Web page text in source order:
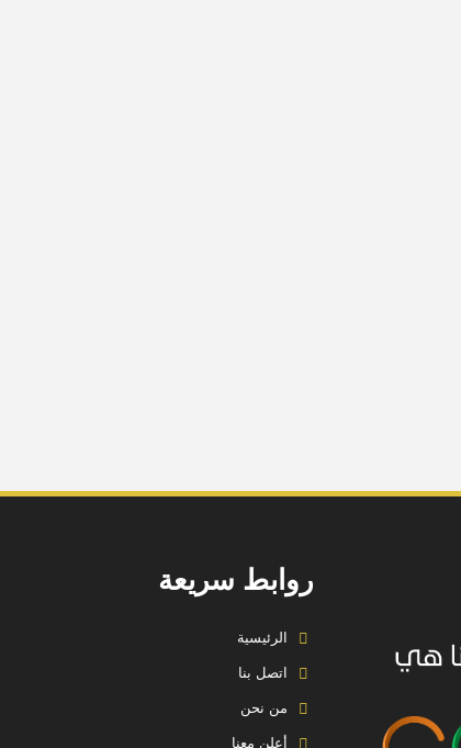
روابط سريعة
الرئيسية
اتصل بنا
من نحن
أعلن معنا